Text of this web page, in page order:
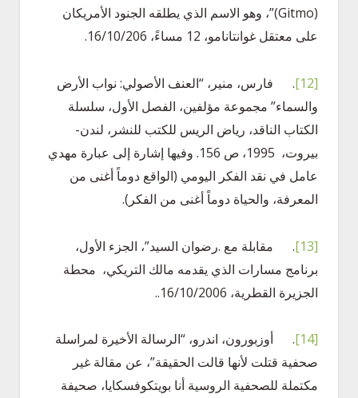
(Gitmo)”، وهو الاسم الذي يطلقه الجنود الأمريكان
على معتقل غوانتانامو، 12 مساءً، 16/10/206.
[12]
. فارس، منير، “العنف الأصولي: نواب الأرض
والسماء” مجموعة مؤلفين، الفصل الأول، سلسلة
الكتاب الناقد، رياض الريس للكتب للنشر، لندن-
بيروت، 1995، ص 156. وفيها إشارة إلى عبارة مهدي
عامل في نقد الفكر اليومي (الواقع دوماً أغنى من
المعرفة، والحياة دوماً أغنى من الفكر).
[13]
. مقابلة مع .رضوان السيد”، الجزء الأول،
برنامج مسارات الذي يقدمه مالك التريكي، محطة
الجزيرة القطرية، 16/10/2006..
[14]
. أوزبورون، اندرو، “الرسالة الأخيرة لمراسلة
صحفية قتلت لأنها قالت الحقيقة”، عن مقالة غير
مكتملة للصحفية الروسية أنا بويتكوفسكايا، صحيفة